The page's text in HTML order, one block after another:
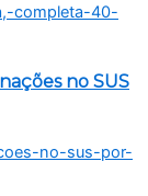
no SUS